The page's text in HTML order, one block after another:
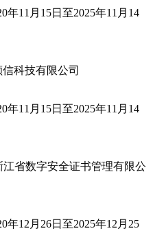
年11月15日至2025年11月14
信科技有限公司
年11月15日至2025年11月14
江省数字安全证书管理有限公
年12月26日至2025年12月25